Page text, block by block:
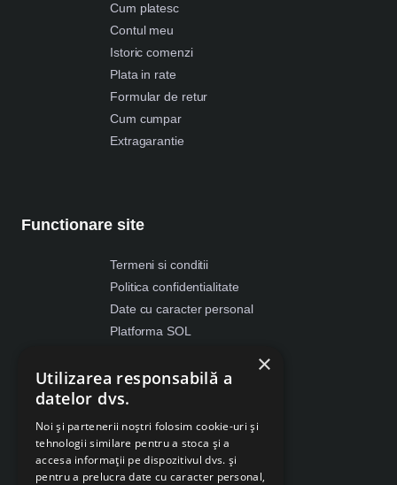
Cum platesc
Contul meu
Istoric comenzi
Plata in rate
Formular de retur
Cum cumpar
Extragarantie
Functionare site
Termeni si conditii
Politica confidentialitate
Date cu caracter personal
Platforma SOL
Despre Cookies
Retragere din contract
×
Utilizarea responsabilă a
datelor dvs.
Noi și partenerii noștri folosim cookie-uri și
tehnologii similare pentru a stoca și a
accesa informații pe dispozitivul dvs. și
pentru a prelucra date cu caracter personal,